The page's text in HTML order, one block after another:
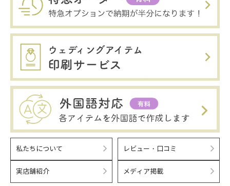
私たちについて レビュー・口コミ
実店舗紹介 メディア掲載